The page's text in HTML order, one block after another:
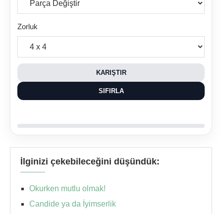
Zorluk
KARIŞTIR
SIFIRLA
İlginizi çekebileceğini düşündük:
Okurken mutlu olmak!
Candide ya da İyimserlik